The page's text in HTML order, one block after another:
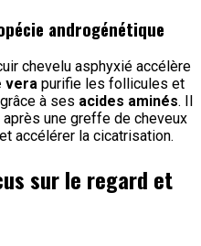
androgénétique
chevelu asphyxié accélère
vera purifie les follicules et
à ses acides aminés. Il
une greffe de cheveux
accélérer la cicatrisation.
sur le regard et